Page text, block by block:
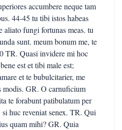
accumbere neque tam
44-45 tu tibi istos habeas
aliato fungi fortunas meas. tu
sunt. meum bonum me, te
TR. Quasi invidere mi hoc
est et tibi male est;
et te bubulcitarier, me
modis. GR. O carnuficium
te forabunt patibulatum per
huc reveniat senex. TR. Qui
quam mihi? GR. Quia